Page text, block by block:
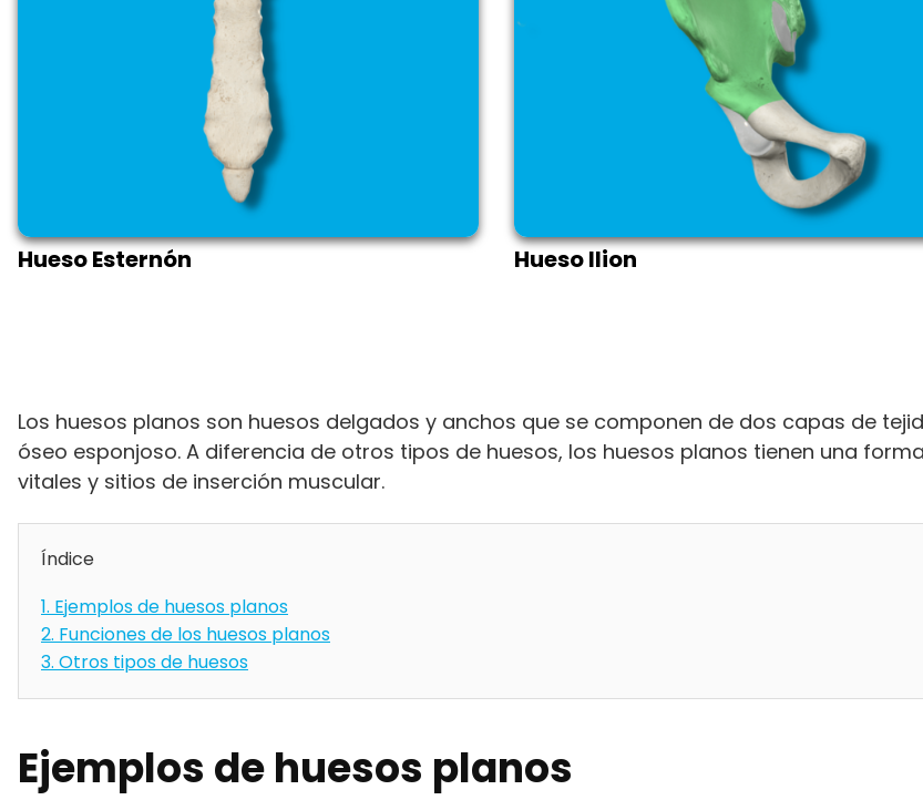
Hueso Esternón Hueso Ilion
Los huesos planos son huesos delgados y anchos que se componen de dos capas de
óseo esponjoso. A diferencia de otros tipos de huesos, los huesos planos tienen una
vitales y sitios de inserción muscular.
Índice
1. Ejemplos de huesos planos
2. Funciones de los huesos planos
3. Otros tipos de huesos
Ejemplos de huesos planos